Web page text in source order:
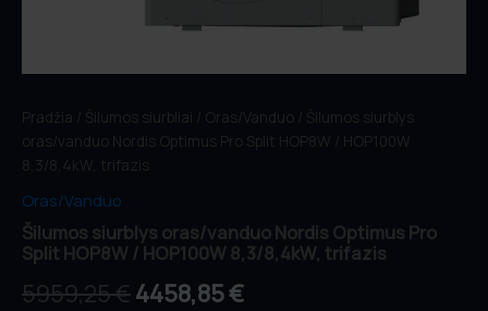
Pradžia / Šilumos siurbliai / Oras/Vanduo / Šilumos siurblys
oras/vanduo Nordis Optimus Pro Split HOP8W / HOP100W
8,3/8,4kW, trifazis
Oras/Vanduo
Šilumos siurblys oras/vanduo Nordis Optimus Pro
Split HOP8W / HOP100W 8,3/8,4kW, trifazis
5959,25€4458,85€